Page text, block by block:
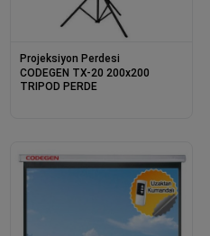
Projeksiyon Perdesi
CODEGEN TX-20 200x200
TRIPOD PERDE